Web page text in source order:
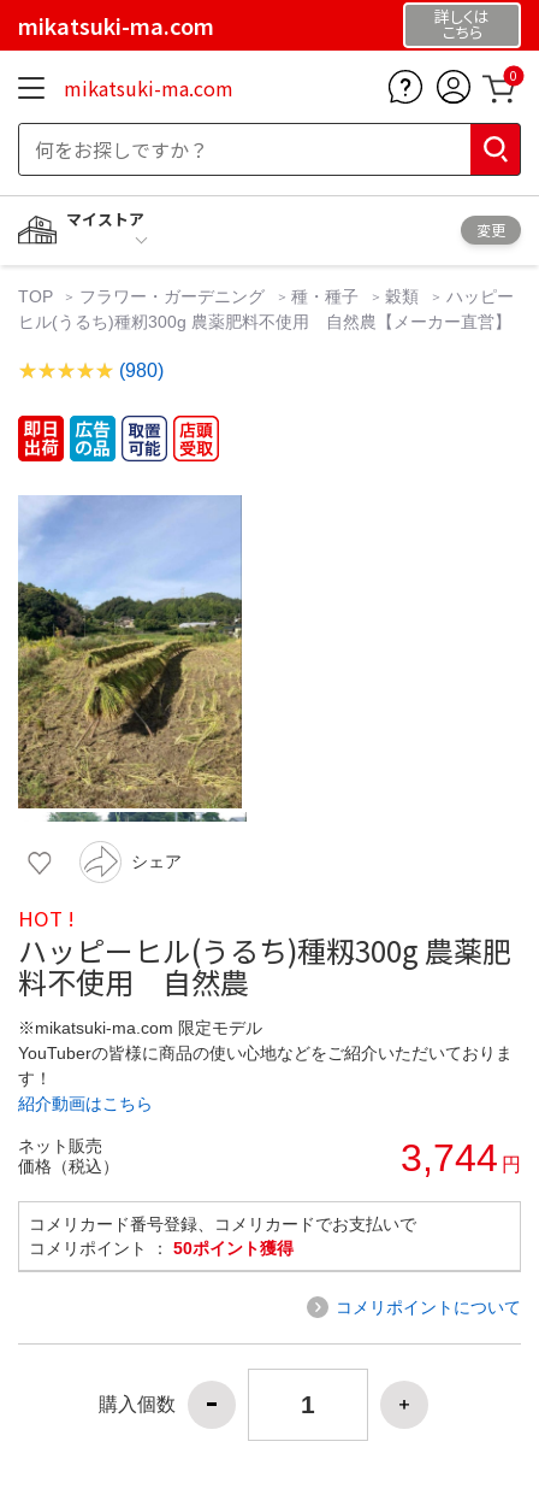
mikatsuki-ma.com 詳しくは
こちら
mikatsuki-ma.com 0
マイストア
変更
TOP フラワー・ガーデニング 種・種子 穀類
ハッピー
ヒル(うるち)種籾300g 農薬肥料不使用 自然農【メーカー直営】
(980)
シェア
HOT !
ハッピーヒル(うるち)種籾300g 農薬肥
料不使用 自然農
※mikatsuki-ma.com 限定モデル
YouTuberの皆様に商品の使い心地などをご紹介いただいておりま
す！
紹介動画はこちら
ネット販売
価格（税込）
3,744 円
コメリカード番号登録、コメリカードでお支払いで
コメリポイント ： 50ポイント獲得
コメリポイントについて
購入個数